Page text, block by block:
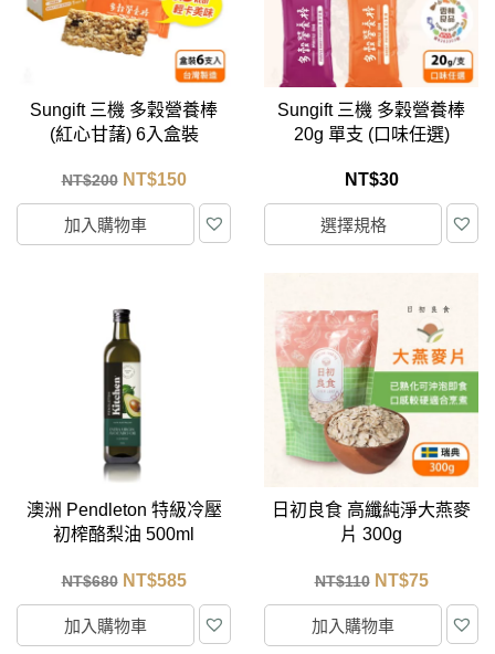
Sungift 三機 多穀營養棒
(紅心甘藷) 6入盒裝
NT$200 NT$150
加入購物車
Sungift 三機 多穀營養棒
20g 單支 (口味任選)
NT$30
選擇規格
澳洲 Pendleton 特級冷壓
初榨酪梨油 500ml
NT$680 NT$585
加入購物車
日初良食 高纖純淨大燕麥
片 300g
NT$110 NT$75
加入購物車